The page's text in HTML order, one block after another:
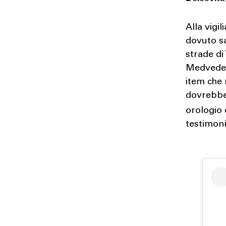
Alla
dovuto
strade di
item che
orologio